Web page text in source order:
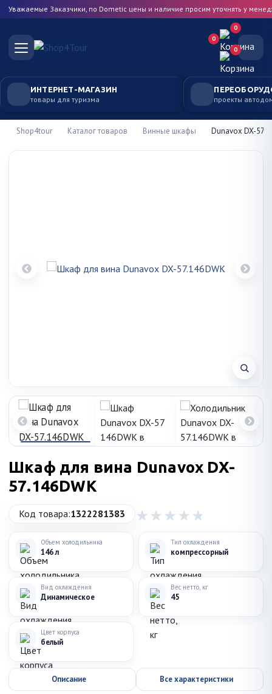
Уважаемые Заказчики, по Dometic цены и наличие просим уточнять у
0
0
0
ИНТЕРНЕТ-МАГАЗИН
товары для туризма проекты
Shop4tour Каталог товаров Винные шкафы Dunavox DX-
Шкаф для вина Dunavox DX-
57.146DWK
Код товара:1322281383
Объем холодильника
146 л
Тип охлаждения
компрессорный
Вид охлаждения
Динамическое
Вес нетто, кг
45
Цвет корпуса
белый
Описание Все характеристики